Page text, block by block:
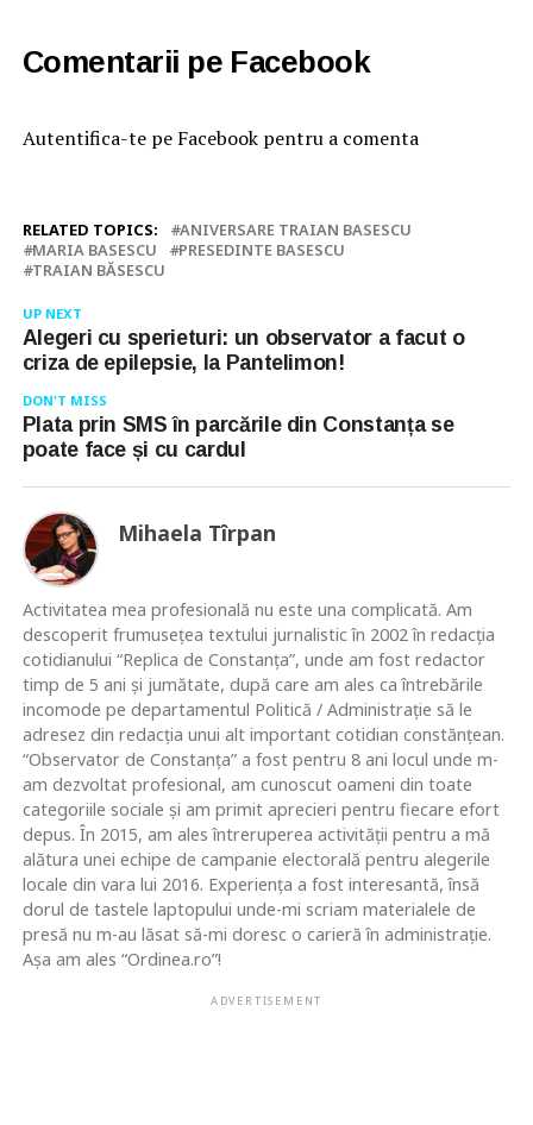
Comentarii pe Facebook
Autentifica-te pe Facebook pentru a comenta
RELATED TOPICS:
ANIVERSARE TRAIAN BASESCU
MARIA BASESCU
PRESEDINTE BASESCU
TRAIAN BĂSESCU
UP NEXT
Alegeri cu sperieturi: un observator a facut o
criza de epilepsie, la Pantelimon!
DON'T MISS
Plata prin SMS în parcările din Constanța se
poate face și cu cardul
Mihaela Tîrpan
Activitatea mea profesională nu este una complicată. Am
descoperit frumusețea textului jurnalistic în 2002 în redacția
cotidianului “Replica de Constanța”, unde am fost redactor
timp de 5 ani și jumătate, după care am ales ca întrebările
incomode pe departamentul Politică / Administrație să le
adresez din redacția unui alt important cotidian constănțean.
“Observator de Constanța” a fost pentru 8 ani locul unde m-
am dezvoltat profesional, am cunoscut oameni din toate
categoriile sociale și am primit aprecieri pentru fiecare efort
depus. În 2015, am ales întreruperea activității pentru a mă
alătura unei echipe de campanie electorală pentru alegerile
locale din vara lui 2016. Experiența a fost interesantă, însă
dorul de tastele laptopului unde-mi scriam materialele de
presă nu m-au lăsat să-mi doresc o carieră în administrație.
Așa am ales “Ordinea.ro”!
ADVERTISEMENT